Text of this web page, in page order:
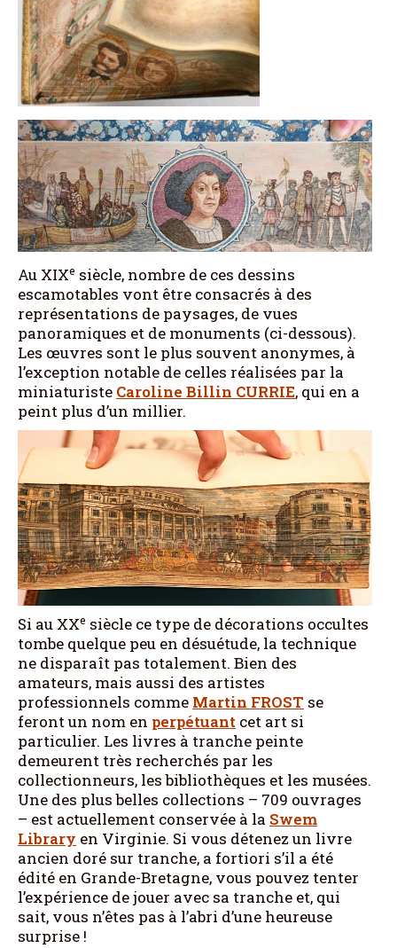
Au XIXe siècle, nombre de ces dessins
escamotables vont être consacrés à des
représentations de paysages, de vues
panoramiques et de monuments (ci-dessous).
Les œuvres sont le plus souvent anonymes, à
l’exception notable de celles réalisées par la
miniaturiste Caroline Billin CURRIE, qui en a
peint plus d’un millier.
Si au XXe siècle ce type de décorations occultes
tombe quelque peu en désuétude, la technique
ne disparaît pas totalement. Bien des
amateurs, mais aussi des artistes
professionnels comme Martin FROST se
feront un nom en perpétuant cet art si
particulier. Les livres à tranche peinte
demeurent très recherchés par les
collectionneurs, les bibliothèques et les musées.
Une des plus belles collections – 709 ouvrages
– est actuellement conservée à la Swem
Library en Virginie. Si vous détenez un livre
ancien doré sur tranche, a fortiori s’il a été
édité en Grande-Bretagne, vous pouvez tenter
l’expérience de jouer avec sa tranche et, qui
sait, vous n’êtes pas à l’abri d’une heureuse
surprise !